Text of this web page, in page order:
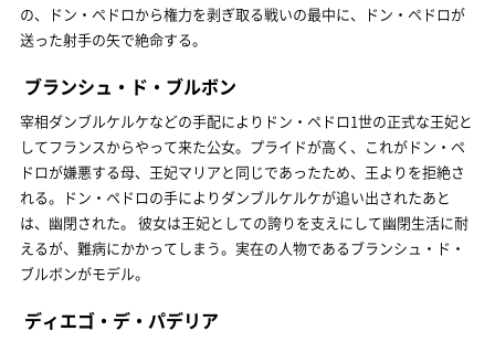
の、ドン・ペドロから権力を剥ぎ取る戦いの最中に、ドン・ペドロが
送った射手の矢で絶命する。
ブランシュ・ド・ブルボン
宰相ダンブルケルケなどの手配によりドン・ペドロ1世の正式な王妃と
してフランスからやって来た公女。プライドが高く、これがドン・ペ
ドロが嫌悪する母、王妃マリアと同じであったため、王よりを拒絶さ
れる。ドン・ペドロの手によりダンブルケルケが追い出されたあと
は、幽閉された。 彼女は王妃としての誇りを支えにして幽閉生活に耐
えるが、難病にかかってしまう。実在の人物であるブランシュ・ド・
ブルボンがモデル。
ディエゴ・デ・パデリア